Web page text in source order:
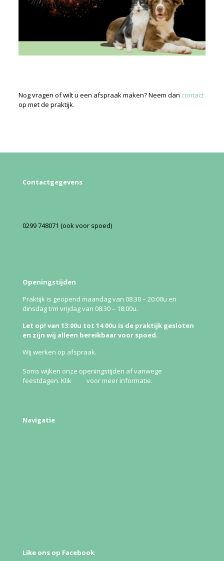
Nog vragen of wilt u een afspraak maken? Neem dan contact
op met de praktijk.
Contactgegevens
0299 748071 (ook voor spoed)
Openingstijden
Praktijk is geopend maandag van 08:30 – 20:00u en
dinsdag t/m vrijdag van 08:30 – 18:00u.
Let op! van 13:00u tot 14:00u is de praktijk gesloten
en zijn wij alleen bereikbaar voor spoed.
Wij werken op afspraak.
Soms wijken onze openingstijden af vanwege
feestdagen. Klik
voor meer informatie.
Navigatie
Like ons op Facebook